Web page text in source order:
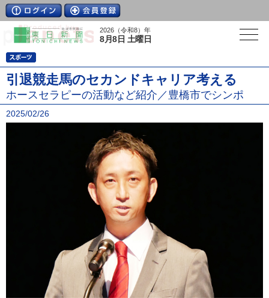
2026（令和8）年
8月8日 土曜日
引退競走馬のセカンドキャリア考える
ホースセラピーの活動など紹介／豊橋市でシンポ
2025/02/26